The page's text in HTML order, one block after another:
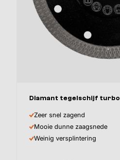
Afmeting
Diamant tegelschijf turbo
Zeer snel zagend
Mooie dunne zaagsnede
Weinig versplintering